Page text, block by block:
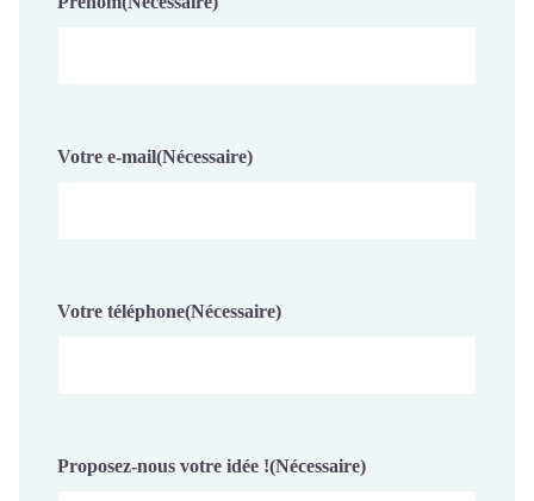
Votre e-mail(Nécessaire)
Votre téléphone(Nécessaire)
Proposez-nous votre idée !(Nécessaire)